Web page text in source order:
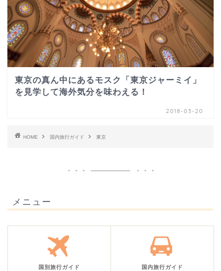
東京の真ん中にあるモスク「東京ジャーミイ」
を見学して海外気分を味わえる！
2018-03-20
HOME 国内旅行ガイド 東京
メニュー
国別旅行ガイド 国内旅行ガイド